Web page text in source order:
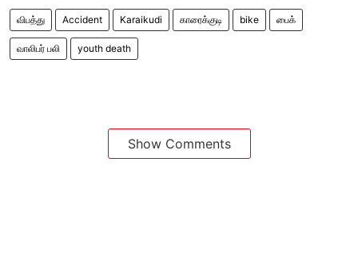
விபத்து Accident Karaikudi காரைக்குடி bike பைக்
வாலிபர் பலி youth death
Show Comments